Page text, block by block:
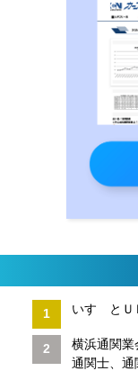
いすゞと
横浜通関業
通関士、通